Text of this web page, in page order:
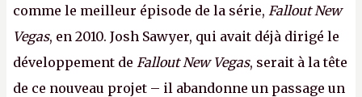
comme le meilleur épisode de la série, Fallout New
Vegas, en 2010. Josh Sawyer, qui avait déjà dirigé le
développement de Fallout New Vegas, serait à la tête
de ce nouveau projet – il abandonne un passage un